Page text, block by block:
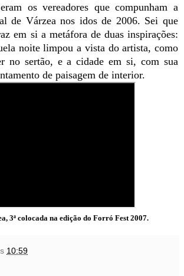
os vereadores que compunham a
de Várzea nos idos de 2006. Sei que
em si a metáfora de duas inspirações:
noite limpou a vista do artista, como
no sertão, e a cidade em si, com sua
de paisagem de interior.
3ª colocada na edição do Forró Fest 2007.
10:59